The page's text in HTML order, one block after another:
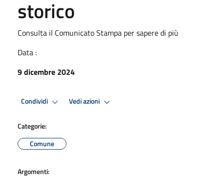
storico
Consulta il Comunicato Stampa per sapere di più
Data :
9 dicembre 2024
Condividi Vedi azioni
Categorie:
Comune
Argomenti: